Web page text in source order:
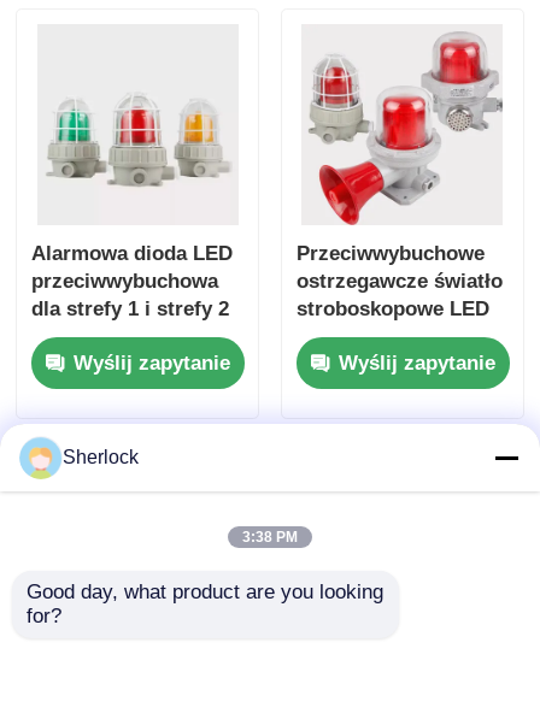
Alarmowa dioda LED
przeciwwybuchowa
dla strefy 1 i strefy 2
Wyślij zapytanie
Przeciwwybuchowe
ostrzegawcze światło
stroboskopowe LED
dla bezpieczeństwa
zakładuWyślij zapytanie
Sherlock
3:38 PM
Good day, what product are you looking
for?